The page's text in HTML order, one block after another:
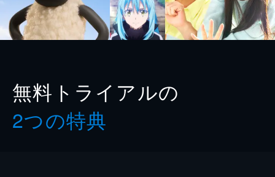
無料トライアルの
2つの特典